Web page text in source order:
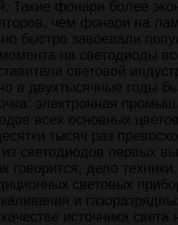
Такие фонари более
чем фонари на
быстро завоевали
на светодиоды
световой
в двухтысячные годы
электронная
всех основных
тысяч раз
светодиодов первых
говорится, дело
световых
и
источника